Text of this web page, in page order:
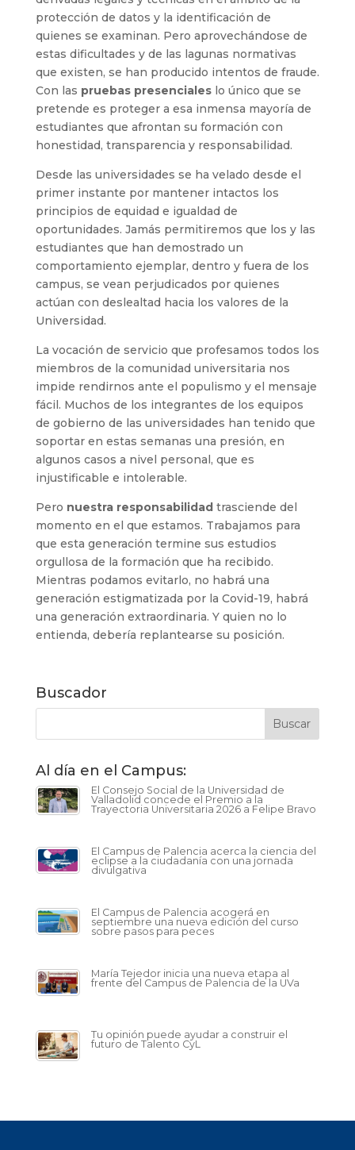
protección de datos y la identificación de
quienes se examinan. Pero aprovechándose de
estas dificultades y de las lagunas normativas
que existen, se han producido intentos de fraude.
Con las pruebas presencialeslo único que se
pretende es proteger a esa inmensa mayoría de
estudiantes que afrontan su formación con
honestidad, transparencia y responsabilidad.
Desde las universidades se ha velado desde el
primer instante por mantener intactos los
principios de equidad e igualdad de
oportunidades. Jamás permitiremos que los y las
estudiantes que han demostrado un
comportamiento ejemplar, dentro y fuera de los
campus, se vean perjudicados por quienes
actúan con deslealtad hacia los valores de la
Universidad.
La vocación de servicio que profesamos todos los
miembros de la comunidad universitaria nos
impide rendirnos ante el populismo y el mensaje
fácil. Muchos de los integrantes de los equipos
de gobierno de las universidades han tenido que
soportar en estas semanas una presión, en
algunos casos a nivel personal, que es
injustificable e intolerable.
Pero nuestra responsabilidadtrasciende del
momento en el que estamos. Trabajamos para
que esta generación termine sus estudios
orgullosa de la formación que ha recibido.
Mientras podamos evitarlo, no habrá una
generación estigmatizada por la Covid-19, habrá
una generación extraordinaria. Y quien no lo
entienda, debería replantearse su posición.
Buscador
Al día en el Campus:
El Consejo Social de la Universidad de
Valladolid concede el Premio a la
Trayectoria Universitaria 2026 a Felipe Bravo
El Campus de Palencia acerca la ciencia del
eclipse a la ciudadanía con una jornada
divulgativa
El Campus de Palencia acogerá en
septiembre una nueva edición del curso
sobre pasos para peces
María Tejedor inicia una nueva etapa al
frente del Campus de Palencia de la UVa
Tu opinión puede ayudar a construir el
futuro de Talento CyL